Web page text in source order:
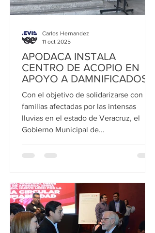
APODACA INSTALA
CENTRO DE ACOPIO EN
APOYO A DAMNIFICADOS
POR LLUVIAS EN
VERACRUZ
Con el objetivo de solidarizarse con las
familias afectadas por las intensas
lluvias en el estado de Veracruz, el
Gobierno Municipal de...
Carlos Hernandez
11 oct 2025